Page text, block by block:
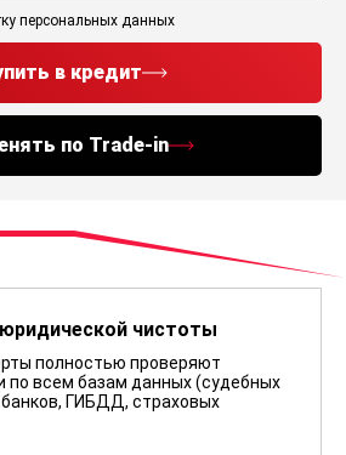
персональных данных
в кредит
по Trade-in
чистоты
полностью проверяют
по всем базам данных (судебных
ГИБДД, страховых